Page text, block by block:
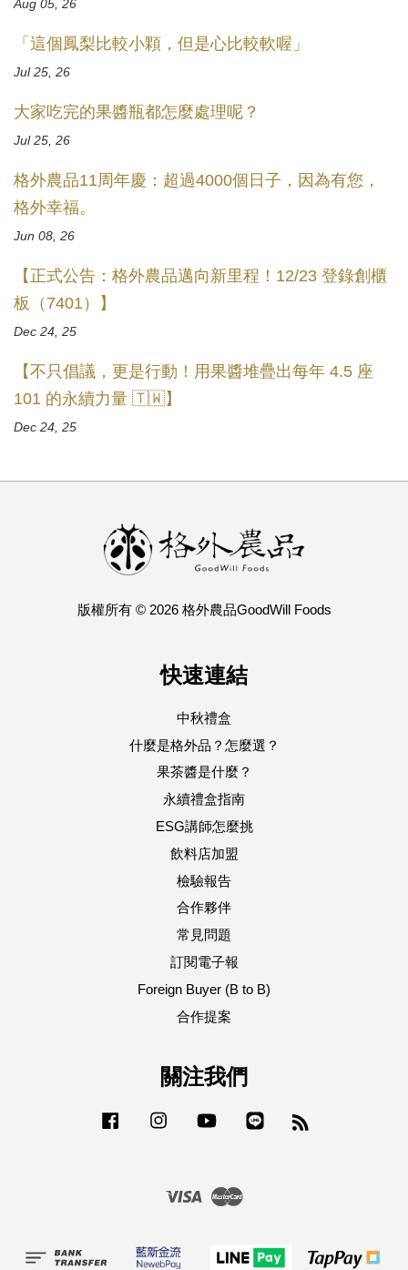
Aug 05, 26
「這個鳳梨比較小顆，但是心比較軟喔」
Jul 25, 26
大家吃完的果醬瓶都怎麼處理呢？
Jul 25, 26
格外農品11周年慶：超過4000個日子，因為有您，
格外幸福。
Jun 08, 26
【正式公告：格外農品邁向新里程！12/23 登錄創櫃
板（7401）】
Dec 24, 25
【不只倡議，更是行動！用果醬堆疊出每年 4.5 座
101 的永續力量 🇹🇼】
Dec 24, 25
版權所有 © 2026 格外農品GoodWill Foods
快速連結
中秋禮盒
什麼是格外品？怎麼選？
果茶醬是什麼？
永續禮盒指南
ESG講師怎麼挑
飲料店加盟
檢驗報告
合作夥伴
常見問題
訂閱電子報
Foreign Buyer (B to B)
合作提案
關注我們
Facebook Instagram YouTube
Visa